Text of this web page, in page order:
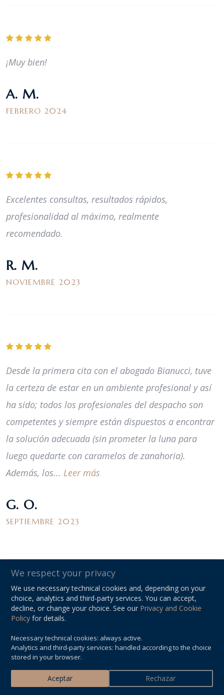
¡Muy bien!
A. M.
FEBRERO 2024
Excelentes consultas, resultados rápidos,
profesionalidad al máximo, realmente
recomendado.
R. M.
NOVIEMBRE 2023
Desde la primera cita con el abogado Bianucci, tuve
la certeza de estar en un ambiente profesional y así
ha sido; todos los profesionales del despacho son
competentes y siempre están dispuestos a encontrar
la solución adecuada (sin prometer la luna para
luego quedarte con caramelos de zanahoria).
Además, los... Leer más
G. O.
SEPTIEMBRE 2023
Profesionalidad, empatía, inteligencia, preparación,
fiabilidad.
Gracias abogado Bianucci.
S. G.
We respect your privacy
We use necessary technical cookies and, depending on your
choice, analytics and third-party services. You can accept,
decline, or change your choice. See our Privacy and Cookie
Policy for details.
Necessary technical cookies: always active.
Analytics and third-party services: handled according to the choice
stored in your browser.
Aceptar Rechazar